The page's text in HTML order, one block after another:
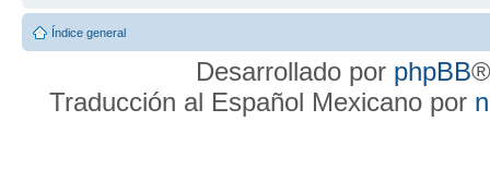
Índice general
Desarrollado por phpBB
Traducción al Español Mexicano por